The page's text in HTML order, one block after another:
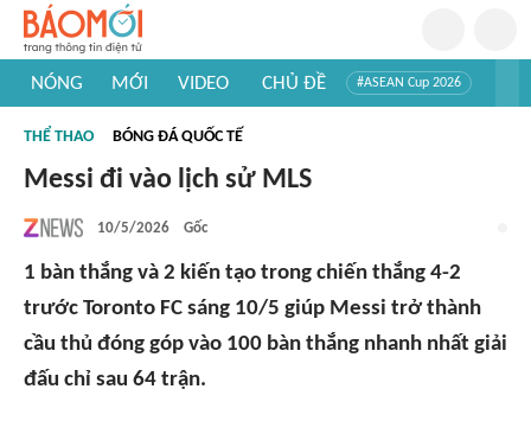
NÓNG MỚI VIDEO CHỦ ĐỀ #ASEAN Cup 2026
#Khám phá thế giới
THỂ THAO BÓNG ĐÁ QUỐC TẾ
Messi đi vào lịch sử MLS
10/5/2026 Gốc
1 bàn thắng và 2 kiến tạo trong chiến thắng 4-2
trước Toronto FC sáng 10/5 giúp Messi trở thành
cầu thủ đóng góp vào 100 bàn thắng nhanh nhất giải
đấu chỉ sau 64 trận.